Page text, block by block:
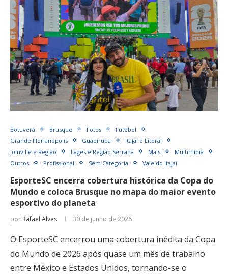
Botuverá Brusque Fotos
Futebol
Grande Florianópolis
Guabiruba
Itajaí e Litoral
Joinville e Região
Lages e Região Serrana Mais
Multimídia
Outros
Profissional Sem Categoria Vale do Itajaí
EsporteSC encerra cobertura histórica da Copa do
Mundo e coloca Brusque no mapa do maior evento
esportivo do planeta
por Rafael Alves 30 de junho de 2026
O EsporteSC encerrou uma cobertura inédita da Copa
do Mundo de 2026 após quase um mês de trabalho
entre México e Estados Unidos, tornando-se o